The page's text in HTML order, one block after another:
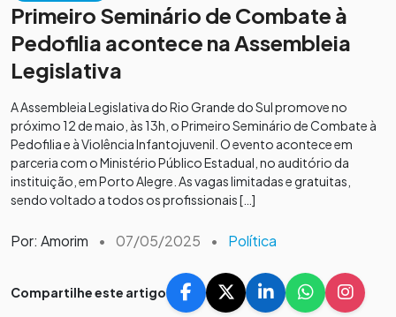
Primeiro Seminário de Combate à
Pedofilia acontece na Assembleia
Legislativa
A Assembleia Legislativa do Rio Grande do Sul promove no
próximo 12 de maio, às 13h, o Primeiro Seminário de Combate à
Pedofilia e à Violência Infantojuvenil. O evento acontece em
parceria com o Ministério Público Estadual, no auditório da
instituição, em Porto Alegre. As vagas limitadas e gratuitas,
sendo voltado a todos os profissionais […]
Por: Amorim • 07/05/2025 • Política
Compartilhe este artigo